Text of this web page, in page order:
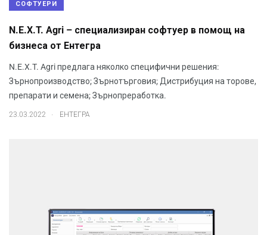
СОФТУЕРИ
N.E.X.T. Agri – специализиран софтуер в помощ на
бизнеса от Ентегра
N.E.X.T. Agri предлага няколко специфични решения:
Зърнопроизводство; Зърнотърговия; Дистрибуция на торове,
препарати и семена; Зърнопреработка.
23.03.2022 . ЕНТЕГРА